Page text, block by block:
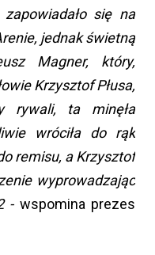
się na
jednak świetną
Magner, który,
Krzysztof Płusa,
rywali, ta minęła
wróciła do rąk
remisu, a Krzysztof
wyprowadzając
- wspomina prezes